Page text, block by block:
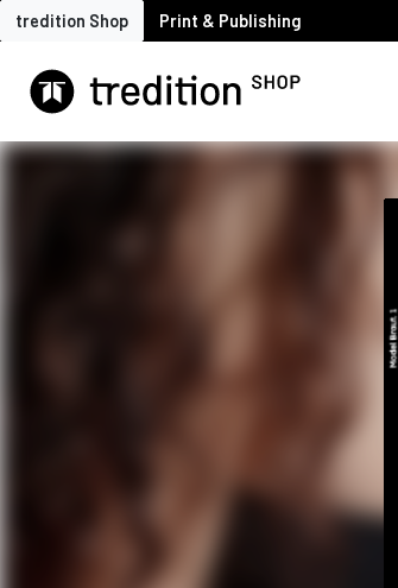
tredition Shop Print & Publishing